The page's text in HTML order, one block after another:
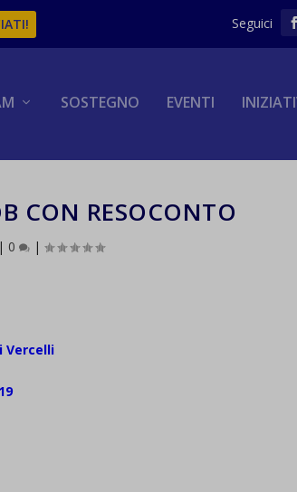
SOSTEGNO EVENTI
CON RESOCONTO
| 0 |
Vercelli